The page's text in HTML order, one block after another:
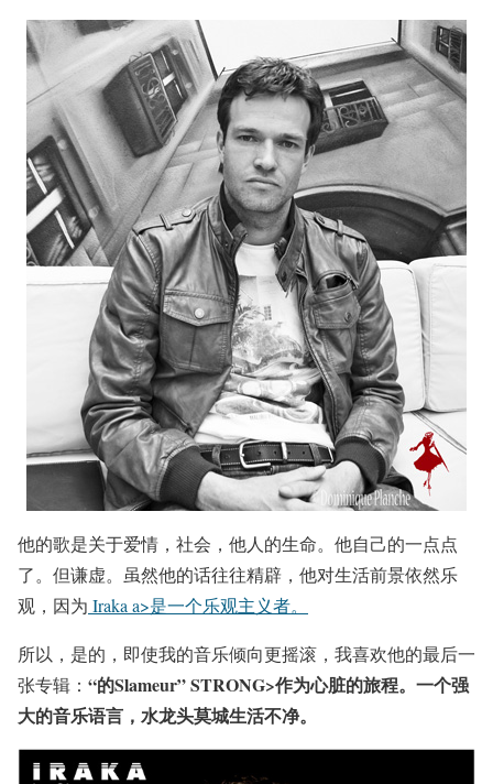
他的歌是关于爱情，社会，他人的生命。他自己的一点点
了。但谦虚。虽然他的话往往精辟，他对生活前景依然乐
观，因为 Iraka a>是一个乐观主义者。
所以，是的，即使我的音乐倾向更摇滚，我喜欢他的最后一
张专辑： “的Slameur” STRONG>作为心脏的旅程。一个强
大的音乐语言，水龙头莫城生活不净。